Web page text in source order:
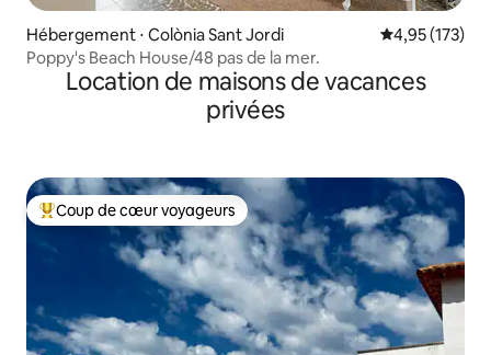
Hébergement ⋅ Colònia Sant Jordi Évaluation
4,95 (173)
Poppy's Beach House/48 pas de la mer.
Location de maisons de vacances
privées
Coups de cœur voyageurs les plus appréciés
Coup de cœur voyageurs